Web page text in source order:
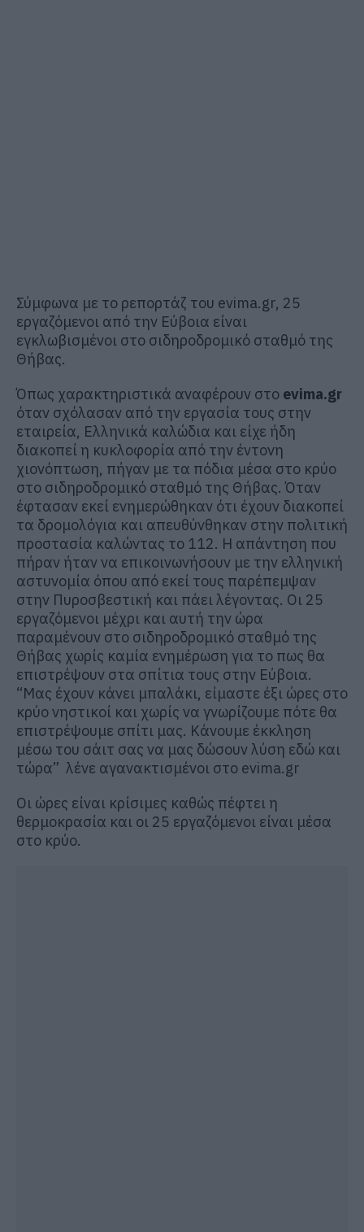
Σύμφωνα με το ρεπορτάζ του evima.gr, 25
εργαζόμενοι από την Εύβοια είναι
εγκλωβισμένοι στο σιδηροδρομικό σταθμό της
Θήβας.
Όπως χαρακτηριστικά αναφέρουν στο evima.gr
όταν σχόλασαν από την εργασία τους στην
εταιρεία, Ελληνικά καλώδια και είχε ήδη
διακοπεί η κυκλοφορία από την έντονη
χιονόπτωση, πήγαν με τα πόδια μέσα στο κρύο
στο σιδηροδρομικό σταθμό της Θήβας. Όταν
έφτασαν εκεί ενημερώθηκαν ότι έχουν διακοπεί
τα δρομολόγια και απευθύνθηκαν στην πολιτική
προστασία καλώντας το 112. Η απάντηση που
πήραν ήταν να επικοινωνήσουν με την ελληνική
αστυνομία όπου από εκεί τους παρέπεμψαν
στην Πυροσβεστική και πάει λέγοντας. Οι 25
εργαζόμενοι μέχρι και αυτή την ώρα
παραμένουν στο σιδηροδρομικό σταθμό της
Θήβας χωρίς καμία ενημέρωση για το πως θα
επιστρέψουν στα σπίτια τους στην Εύβοια.
“Μας έχουν κάνει μπαλάκι, είμαστε έξι ώρες στο
κρύο νηστικοί και χωρίς να γνωρίζουμε πότε θα
επιστρέψουμε σπίτι μας. Κάνουμε έκκληση
μέσω του σάιτ σας να μας δώσουν λύση εδώ και
τώρα” λένε αγανακτισμένοι στο evima.gr
Οι ώρες είναι κρίσιμες καθώς πέφτει η
θερμοκρασία και οι 25 εργαζόμενοι είναι μέσα
στο κρύο.